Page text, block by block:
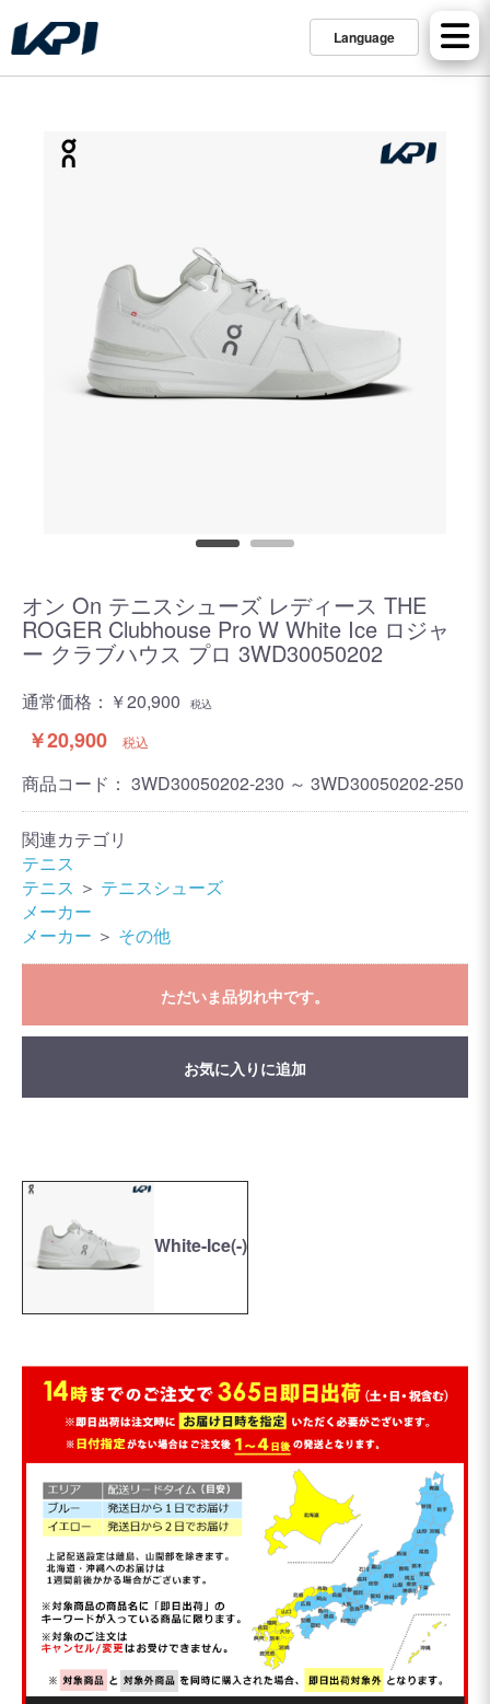
Language
オン On テニスシューズ レディース THE
ROGER Clubhouse Pro W White Ice ロジャ
ー クラブハウス プロ 3WD30050202
通常価格： ￥20,900 税込
￥20,900 税込
商品コード： 3WD30050202-230 ～ 3WD30050202-250
関連カテゴリ
テニス
テニス ＞ テニスシューズ
メーカー
メーカー ＞ その他
ただいま品切れ中です。
お気に入りに追加
White-Ice(-)